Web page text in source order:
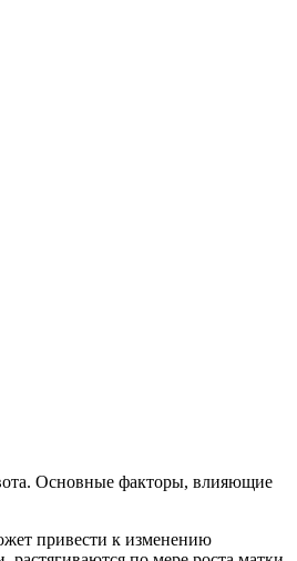
Основные факторы, влияющие
привести к изменению